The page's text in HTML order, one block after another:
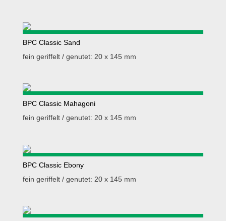
BPC Classic Sand
fein geriffelt / genutet: 20 x 145 mm
BPC Classic Mahagoni
fein geriffelt / genutet: 20 x 145 mm
BPC Classic Ebony
fein geriffelt / genutet: 20 x 145 mm